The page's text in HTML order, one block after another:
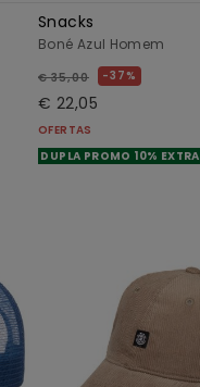
Snacks
Boné Azul Homem
€ 35,00 37%
€ 22,05
OFERTAS
DUPLA PROMO 10% EXTRA